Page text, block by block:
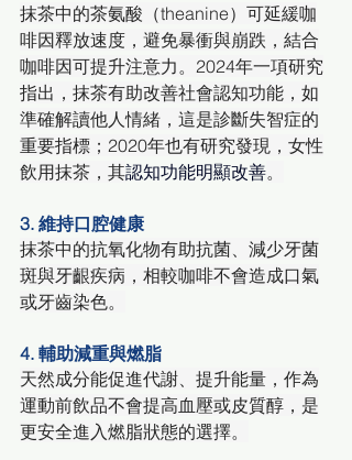
抹茶中的茶氨酸（theanine）可延緩咖
啡因釋放速度，避免暴衝與崩跌，結合
咖啡因可提升注意力。2024年一項研究
指出，抹茶有助改善社會認知功能，如
準確解讀他人情緒，這是診斷失智症的
重要指標；2020年也有研究發現，女性
飲用抹茶，其認知功能明顯改善。
3. 維持口腔健康
抹茶中的抗氧化物有助抗菌、減少牙菌
斑與牙齦疾病，相較咖啡不會造成口氣
或牙齒染色。
4. 輔助減重與燃脂
天然成分能促進代謝、提升能量，作為
運動前飲品不會提高血壓或皮質醇，是
更安全進入燃脂狀態的選擇。